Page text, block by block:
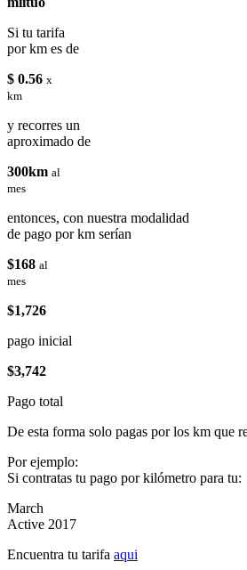
Si tu tarifa
por km es de
$ 0.56 x
km
y recorres un
aproximado de
300km al
mes
entonces, con nuestra modalidad
de pago por km serían
$168 al
mes
$1,726
pago inicial
$3,742
Pago total
De esta forma solo pagas por los km que
Por ejemplo:
Si contratas tu pago por kilómetro para tu:
March
Active 2017
Encuentra tu tarifa aqui